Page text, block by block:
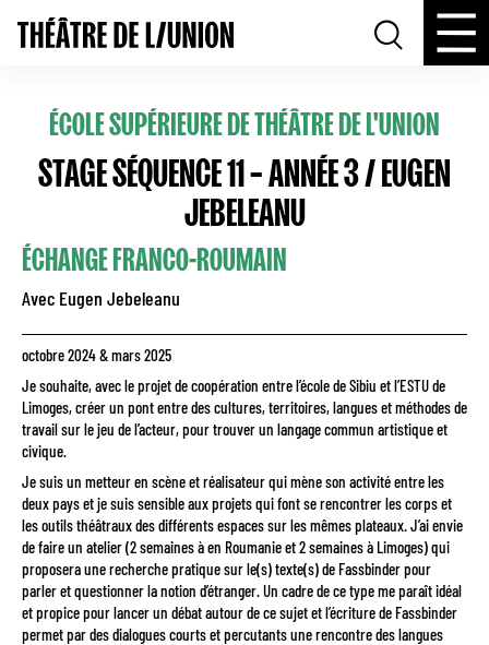
ÉCOLE SUPÉRIEURE DE THÉÂTRE DE L'UNION
STAGE SÉQUENCE 11 – ANNÉE 3 / EUGEN
JEBELEANU
ÉCHANGE FRANCO-ROUMAIN
Avec Eugen Jebeleanu
octobre 2024 & mars 2025
Je souhaite, avec le projet de coopération entre l’école de Sibiu et l’ESTU de
Limoges, créer un pont entre des cultures, territoires, langues et méthodes de
travail sur le jeu de l’acteur, pour trouver un langage commun artistique et
civique.
Je suis un metteur en scène et réalisateur qui mène son activité entre les
deux pays et je suis sensible aux projets qui font se rencontrer les corps et
les outils théâtraux des différents espaces sur les mêmes plateaux. J’ai envie
de faire un atelier (2 semaines à en Roumanie et 2 semaines à Limoges) qui
proposera une recherche pratique sur le(s) texte(s) de Fassbinder pour
parler et questionner la notion d’étranger. Un cadre de ce type me paraît idéal
et propice pour lancer un débat autour de ce sujet et l’écriture de Fassbinder
permet par des dialogues courts et percutants une rencontre des langues